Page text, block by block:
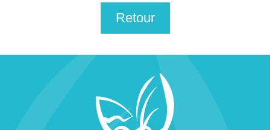
Retour